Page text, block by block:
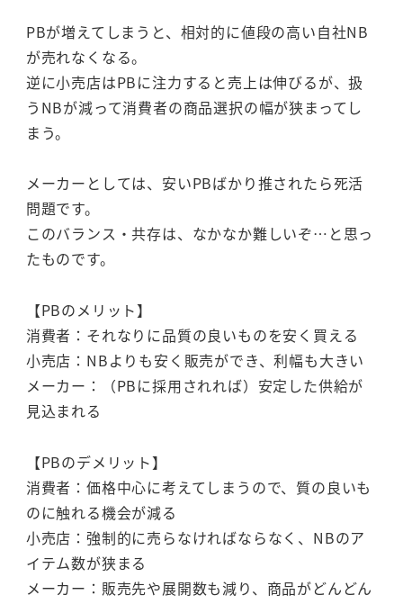
PBが増えてしまうと、相対的に値段の高い自社NB
が売れなくなる。
逆に小売店はPBに注力すると売上は伸びるが、扱
うNBが減って消費者の商品選択の幅が狭まってし
まう。
メーカーとしては、安いPBばかり推されたら死活
問題です。
このバランス・共存は、なかなか難しいぞ…と思っ
たものです。
【PBのメリット】
消費者：それなりに品質の良いものを安く買える
小売店：NBよりも安く販売ができ、利幅も大きい
メーカー：（PBに採用されれば）安定した供給が
見込まれる
【PBのデメリット】
消費者：価格中心に考えてしまうので、質の良いも
のに触れる機会が減る
小売店：強制的に売らなければならなく、NBのア
イテム数が狭まる
メーカー：販売先や展開数も減り、商品がどんどん